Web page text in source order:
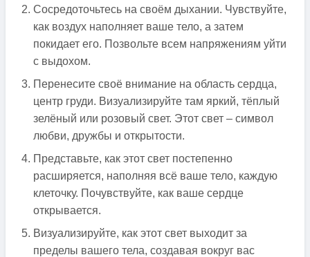
Сосредоточьтесь на своём дыхании. Чувствуйте,
как воздух наполняет ваше тело, а затем
покидает его. Позвольте всем напряжениям уйти
с выдохом.
Перенесите своё внимание на область сердца,
центр груди. Визуализируйте там яркий, тёплый
зелёный или розовый свет. Этот свет – символ
любви, дружбы и открытости.
Представьте, как этот свет постепенно
расширяется, наполняя всё ваше тело, каждую
клеточку. Почувствуйте, как ваше сердце
открывается.
Визуализируйте, как этот свет выходит за
пределы вашего тела, создавая вокруг вас